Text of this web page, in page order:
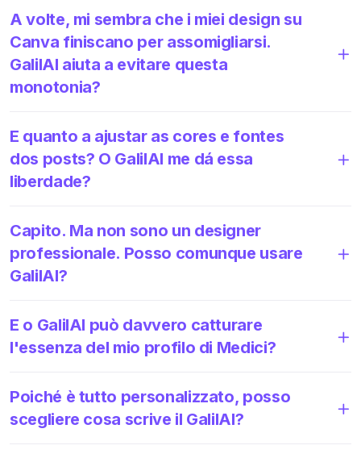
A volte, mi sembra che i miei design su
Canva finiscano per assomigliarsi.
GalilAI aiuta a evitare questa
monotonia?
E quanto a ajustar as cores e fontes
dos posts? O GalilAI me dá essa
liberdade?
Capito. Ma non sono un designer
professionale. Posso comunque usare
GalilAI?
E o GalilAI può davvero catturare
l'essenza del mio profilo di Medici?
Poiché è tutto personalizzato, posso
scegliere cosa scrive il GalilAI?